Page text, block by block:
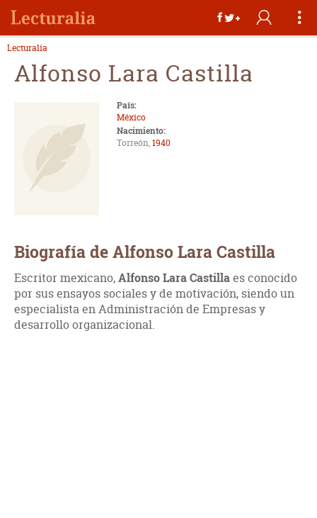
Lecturalia
Alfonso Lara Castilla
País:
México
Nacimiento:
Torreón,1940
Biografía de Alfonso Lara Castilla
Escritor mexicano,Alfonso Lara Castillaes conocido
por sus ensayos sociales y de motivación, siendo un
especialista en Administración de Empresas y
desarrollo organizacional.